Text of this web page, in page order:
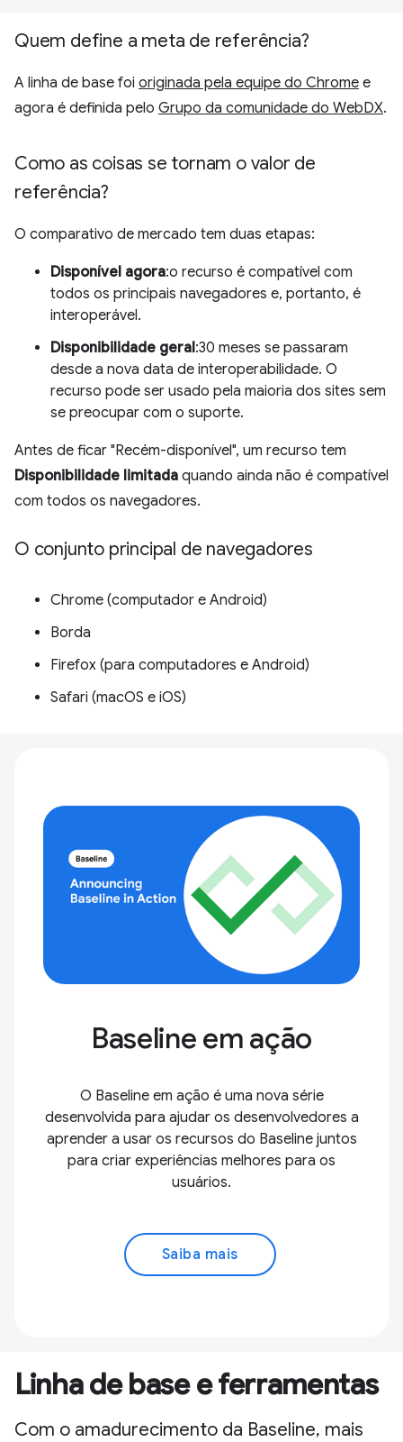
Quem define a meta de referência?
A linha de base foi originada pela equipe do Chrome e
agora é definida pelo Grupo da comunidade do WebDX.
Como as coisas se tornam o valor de
referência?
O comparativo de mercado tem duas etapas:
Disponível agora:o recurso é compatível com
todos os principais navegadores e, portanto, é
interoperável.
Disponibilidade geral:30 meses se passaram
desde a nova data de interoperabilidade. O
recurso pode ser usado pela maioria dos sites sem
se preocupar com o suporte.
Antes de ficar "Recém-disponível", um recurso tem
Disponibilidade limitada quando ainda não é compatível
com todos os navegadores.
O conjunto principal de navegadores
Chrome (computador e Android)
Borda
Firefox (para computadores e Android)
Safari (macOS e iOS)
Baseline em ação
O Baseline em ação é uma nova série
desenvolvida para ajudar os desenvolvedores a
aprender a usar os recursos do Baseline juntos
para criar experiências melhores para os
usuários.
Saiba mais
Linha de base e ferramentas
Com o amadurecimento da Baseline, mais